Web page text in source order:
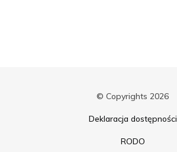
© Copyrights 2026
Deklaracja dostępności
RODO